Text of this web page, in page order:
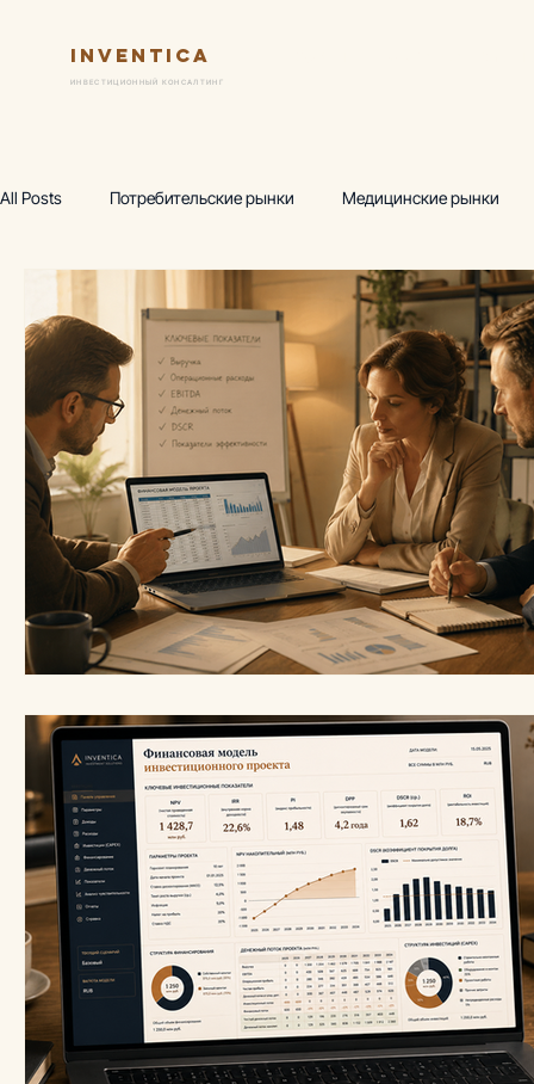
Inventica
ИНВЕСТИЦИОННЫЙ КОНСАЛТИНГ
All Posts Потребительские рынки Медицинские рынки
Предпроектный маркетинг
Wellness-центр Горнолыжные комплексы
Аналитика, термы Аналитика, фитнес Академия